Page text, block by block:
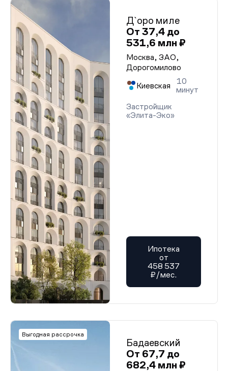
Д`оро миле
От 37,4 до
531,6 млн ₽
Москва, ЗАО,
Дорогомилово
Киевская
10
минут
Застройщик
«Элита-Эко»
Ипотека
от
458 537
₽/мес.
Выгодная рассрочка
Бадаевский
От 67,7 до
682,4 млн ₽